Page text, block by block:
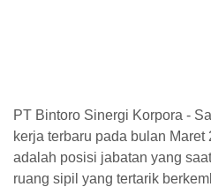
PT Bintoro Sinergi Korpora -
kerja terbaru pada bulan
adalah posisi jabatan yang
ruang sipil yang tertarik